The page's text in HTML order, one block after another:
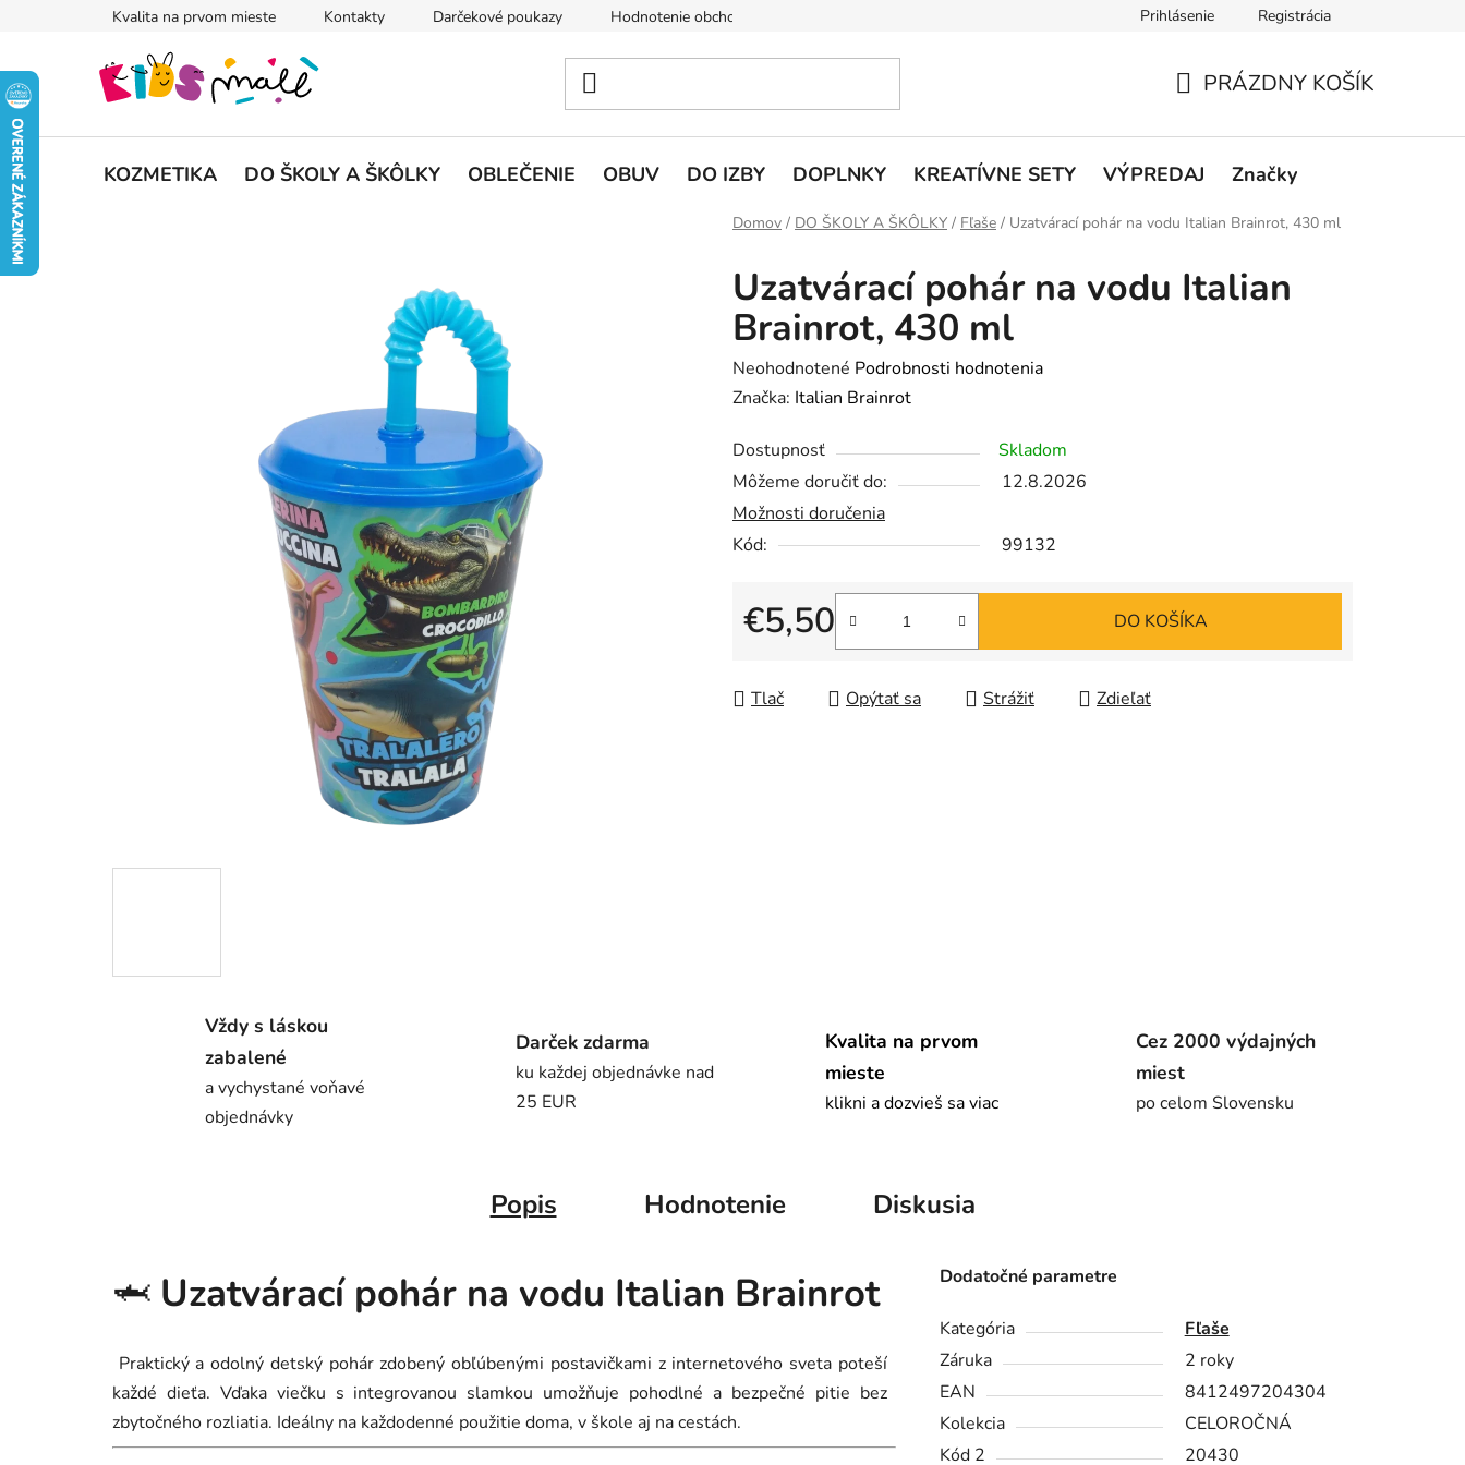
Kvalita na prvom mieste Kontakty Darčekové poukazy Hodnotenie obchodu Podmienky ochrany osobných údajov
Prihlásenie Registrácia
KOŠÍK
PRÁZDNY KOŠÍK
KOZMETIKA DO ŠKOLY A ŠKÔLKY OBLEČENIE OBUV DO IZBY DOPLNKY KREATÍVNE SETY VÝPREDAJ Značky
Domov / DO ŠKOLY A ŠKÔLKY / Fľaše / Uzatvárací pohár na vodu Italian Brainrot, 430 ml
Uzatvárací pohár na vodu Italian
Brainrot, 430 ml
Priemerné
hodnotenie
je
0,0
z
5
Neohodnotené Podrobnosti hodnotenia
Značka: Italian Brainrot
Dostupnosť
Skladom
Môžeme doručiť do:
12.8.2026
Možnosti doručenia
Kód:
99132
€5,50
Jednotková cena:
DO KOŠÍKA
Tlač Opýtať sa Strážiť Zdieľať
Vždy s láskou
zabalené
a vychystané voňavé
objednávky
Darček zdarma
ku každej objednávke nad
25 EUR
Kvalita na prvom
mieste
klikni a dozvieš sa viac
Cez 2000 výdajných
miest
po celom Slovensku
Popis Hodnotenie Diskusia
🦈 Uzatvárací pohár na vodu Italian Brainrot
Praktický a odolný detský pohár zdobený obľúbenými postavičkami z internetového sveta poteší
každé dieťa. Vďaka viečku s integrovanou slamkou umožňuje pohodlné a bezpečné pitie bez
zbytočného rozliatia. Ideálny na každodenné použitie doma, v škole aj na cestách.
Dodatočné parametre
Kategória
Fľaše
Záruka
2 roky
EAN
8412497204304
Kolekcia
CELOROČNÁ
Kód 2
20430